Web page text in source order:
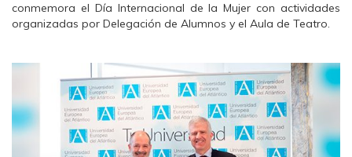
conmemora el Día Internacional de la Mujer con actividades
organizadas por Delegación de Alumnos y el Aula de Teatro.